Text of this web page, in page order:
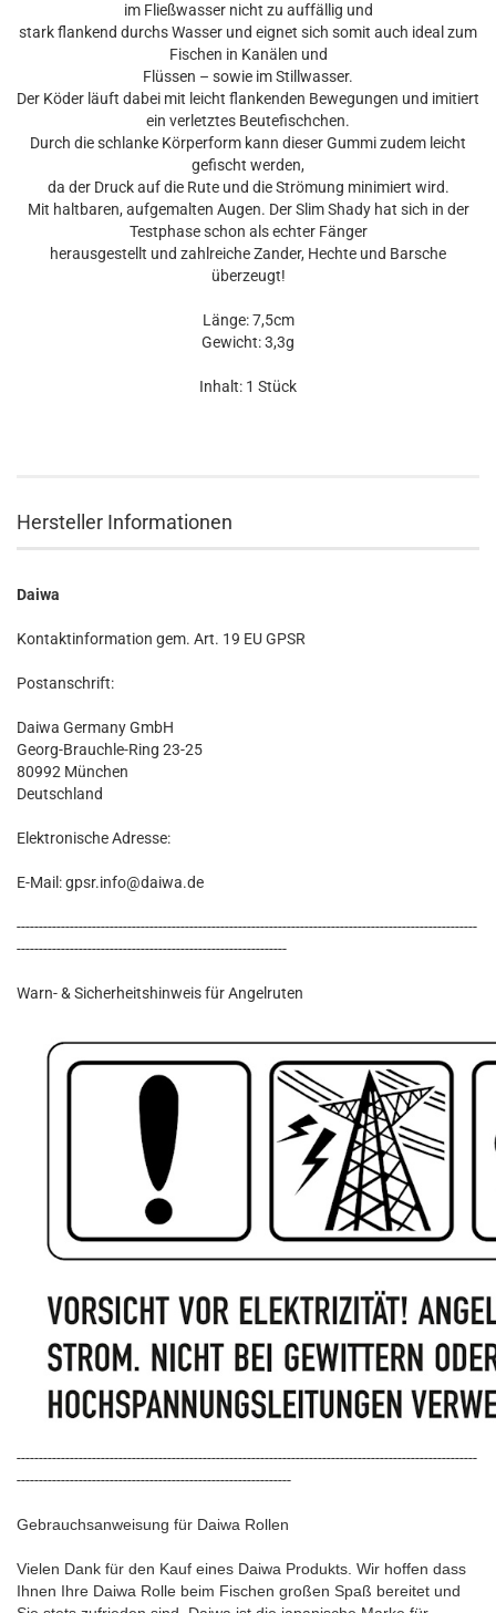
im Fließwasser nicht zu auffällig und
stark flankend durchs Wasser und eignet sich somit auch ideal zum
Fischen in Kanälen und
Flüssen – sowie im Stillwasser.
Der Köder läuft dabei mit leicht flankenden Bewegungen und imitiert
ein verletztes Beutefischchen.
Durch die schlanke Körperform kann dieser Gummi zudem leicht
gefischt werden,
da der Druck auf die Rute und die Strömung minimiert wird.
Mit haltbaren, aufgemalten Augen. Der Slim Shady hat sich in der
Testphase schon als echter Fänger
herausgestellt und zahlreiche Zander, Hechte und Barsche
überzeugt!
Länge: 7,5cm
Gewicht: 3,3g
Inhalt: 1 Stück
Hersteller Informationen
Daiwa
Kontaktinformation gem. Art. 19 EU GPSR
Postanschrift:
Daiwa Germany GmbH
Georg-Brauchle-Ring 23-25
80992 München
Deutschland
Elektronische Adresse:
E-Mail: gpsr.info@daiwa.de
--------------------------------------------------------------------------------------------------------
-------------------------------------------------------------
Warn- & Sicherheitshinweis für Angelruten
--------------------------------------------------------------------------------------------------------
--------------------------------------------------------------
Gebrauchsanweisung für Daiwa Rollen
Vielen Dank für den Kauf eines Daiwa Produkts. Wir hoffen dass
Ihnen Ihre Daiwa Rolle beim Fischen großen Spaß bereitet und